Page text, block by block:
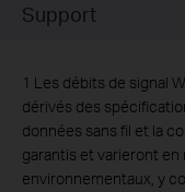
Support
1 Les débits de signal
dérivés des
données sans fil et la
garantis et varieront en
environnementaux, y